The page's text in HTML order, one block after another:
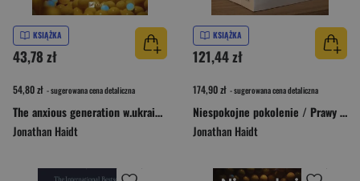
KSIĄŻKA
43,78 zł
54,80 zł - sugerowana cena detaliczna
The anxious generation w.ukraińska
Jonathan Haidt
KSIĄŻKA
121,44 zł
174,90 zł - sugerowana cena detaliczna
Niespokojne pokolenie / Prawy umysł / Rozpieszczony umysł Pakiet
Jonathan Haidt